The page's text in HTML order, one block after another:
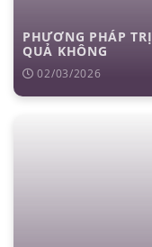
PHƯƠNG PHÁP
QUẢ KHÔNG
02/03/2026